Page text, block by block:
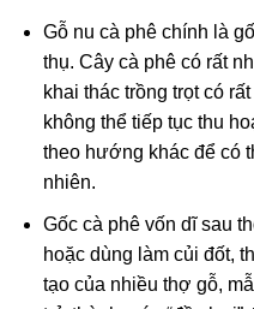
Gỗ nu cà phê chính là
thụ. Cây cà phê có rất
khai thác trồng trọt có
không thể tiếp tục thu
theo hướng khác để có
nhiên.
Gốc cà phê vốn dĩ sau
hoặc dùng làm củi đốt,
tạo của nhiều thợ gỗ,